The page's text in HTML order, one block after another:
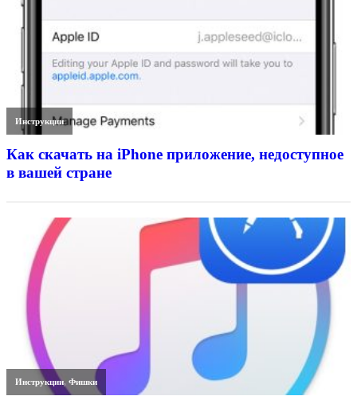
Инструкции
Как скачать на iPhone приложение, недоступное
в вашей стране
Инструкции,Фишки